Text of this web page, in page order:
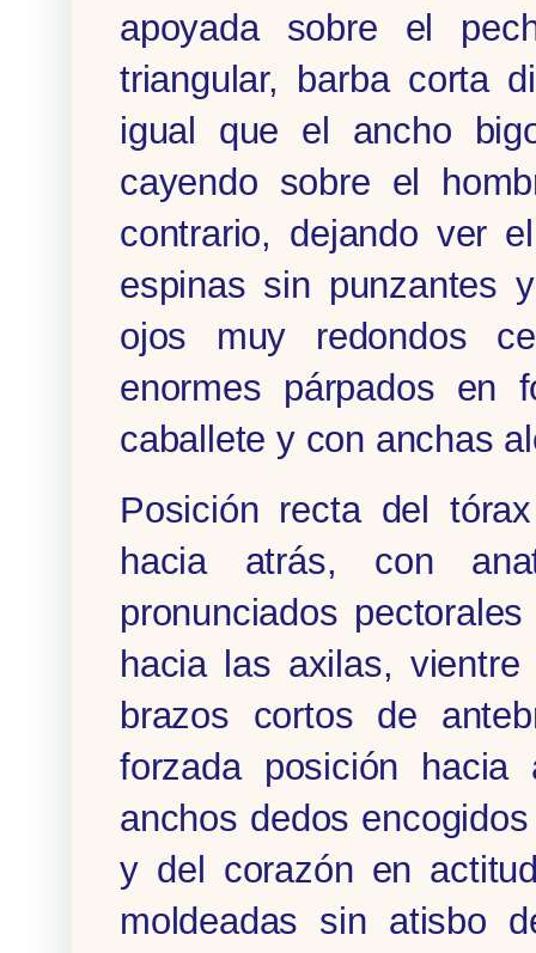
apoyada sobre el
triangular, barba corta
igual que el ancho
cayendo sobre el
contrario, dejando ver
espinas sin punzantes
ojos muy redondos
enormes párpados en
caballete y con anchas
Posición recta del
hacia atrás, con
pronunciados
hacia las axilas,
brazos cortos de
forzada posición
anchos dedos
y del corazón en
moldeadas sin atisbo